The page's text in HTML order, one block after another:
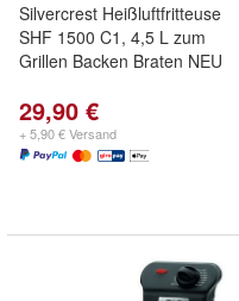
Silvercrest Heißluftfritteuse
SHF 1500 C1, 4,5 L zum
Grillen Backen Braten NEU
29,90 €
+ 5,90 € Versand